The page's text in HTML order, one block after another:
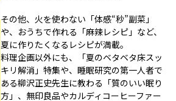
その他、火を使わない「体感“秒”副菜」
や、おうちで作れる「麻辣レシピ」など、
夏に作りたくなるレシピが満載。
料理企画以外にも、「夏のベタベタ床スッ
キリ解消」特集や、睡眠研究の第一人者で
ある柳沢正史先生に教わる「質のいい眠り
方」、無印良品やカルディコーヒーファー